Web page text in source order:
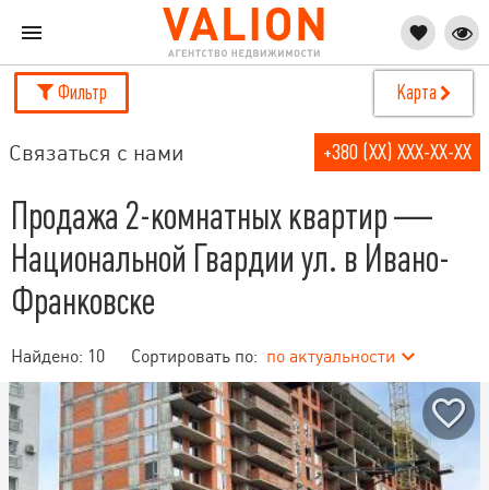
Фильтр Карта
Связаться с нами +380 (XX) XXX-XX-XX
Продажа 2-комнатных квартир —
Национальной Гвардии ул. в Ивано-
Франковске
Найдено: 10 Сортировать по: по актуальности